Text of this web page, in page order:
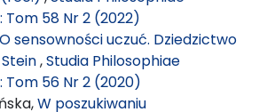
Tom 58 Nr 2 (2022)
O sensowności uczuć. Dziedzictwo
,Studia Philosophiae
Tom 56 Nr 2 (2020)
W poszukiwaniu